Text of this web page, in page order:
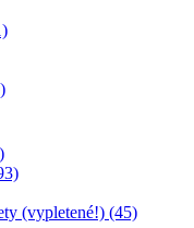
(vypletené!) (45)